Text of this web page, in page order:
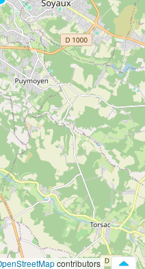
contributors